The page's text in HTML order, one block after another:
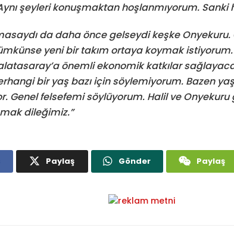
şeyleri konuşmaktan hoşlanmıyorum. Sanki
da daha önce gelseydi keşke Onyekuru.
yeni bir takım ortaya koymak
önemli ekonomik katkılar
bir yaş bazı için söylemiyorum. Bazen
Genel felsefemi söylüyorum. Halil ve
dileğimiz.”
Paylaş Gönder Paylaş